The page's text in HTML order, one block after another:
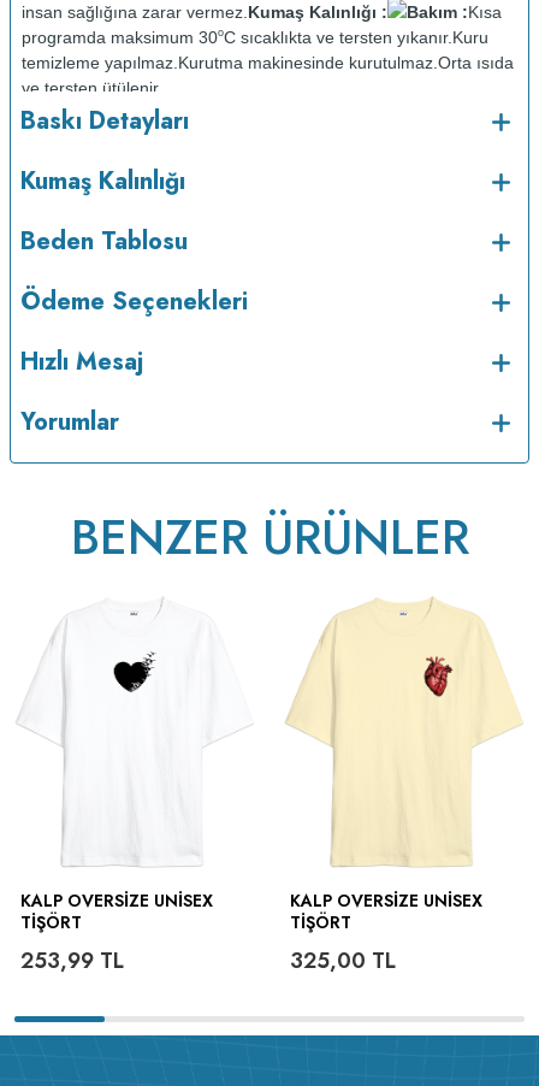
insan sağlığına zarar vermez. Kumaş Kalınlığı : Bakım :Kısa
programda maksimum 30oC sıcaklıkta ve tersten yıkanır. Kuru
temizleme yapılmaz. Kurutma makinesinde kurutulmaz. Orta ısıda
ve tersten ütülenir.
v233.25
Baskı Detayları
Kumaş Kalınlığı
Beden Tablosu
Ödeme Seçenekleri
Hızlı Mesaj
Yorumlar
BENZER ÜRÜNLER
KALP OVERSIZE UNISEX
TIŞÖRT
253,99 TL
KALP OVERSIZE UNISEX
TIŞÖRT
325,00 TL